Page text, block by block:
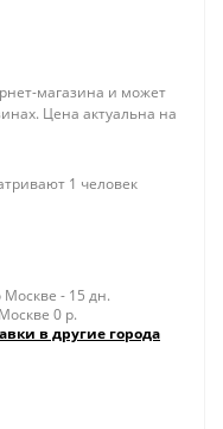
магазина и может
Цена актуальна на
1 человек
- 15 дн.
0 р.
в другие города